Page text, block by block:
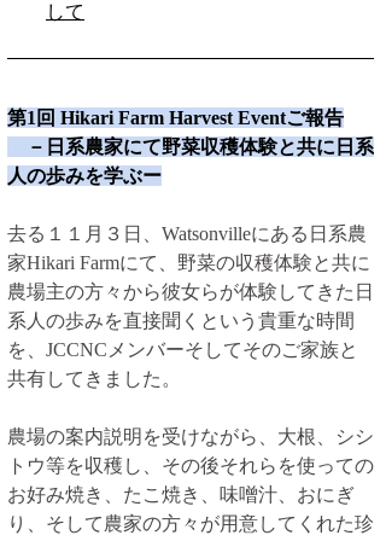
して
第1回 Hikari Farm Harvest Eventご報告
－日系農家にて野菜収穫体験と共に日系
人の歩みを学ぶー
去る１１月３日、Watsonvilleにある日系農
家Hikari Farmにて、野菜の収穫体験と共に
農場主の方々から彼女らが体験してきた日
系人の歩みを直接聞くという貴重な時間
を、JCCNCメンバーそしてそのご家族と
共有してきました。
農場の案内説明を受けながら、大根、シシ
トウ等を収穫し、その後それらを使っての
お好み焼き、たこ焼き、味噌汁、おにぎ
り、そして農家の方々が用意してくれた珍